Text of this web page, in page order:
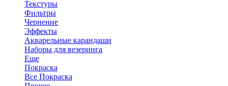
Текстуры
Фильтры
Чернение
Эффекты
Акварельные карандаши
Наборы для везеринга
Еще
Покраска
Все Покраска